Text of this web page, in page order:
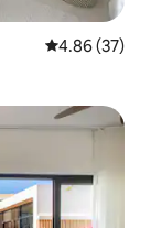
औसत रेटिंग 5 में
4.86 (37)